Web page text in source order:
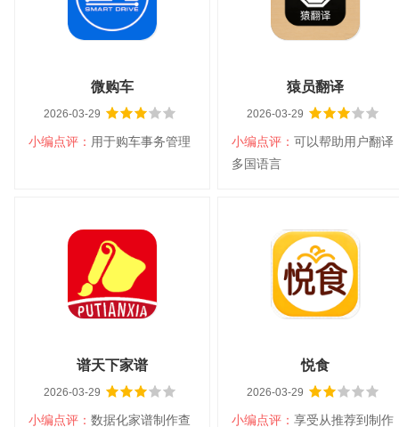
查看详情 查看详情
扫码立即下载
微购车
2026-03-29
小编点评： 用于购车事务管理
大小：4.60M
平台：安卓8.0
分类：学习办公 语言：中文
查看详情
猿员翻译
2026-03-29
小编点评： 可以帮助用户翻译
多国语言
大小：34.15M
平台：安卓7.0
以上
分类：系统工具 语言：中文
查看详情
谱天下家谱
2026-03-29
小编点评： 数据化家谱制作查
悦食
2026-03-29
小编点评： 享受从推荐到制作